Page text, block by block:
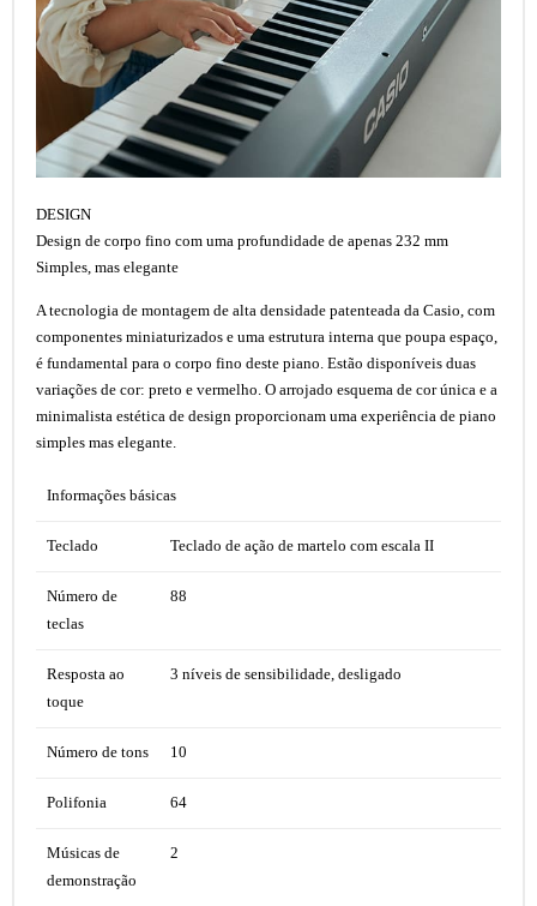
DESIGN
Design de corpo fino com uma profundidade de apenas 232 mm
Simples, mas elegante
A tecnologia de montagem de alta densidade patenteada da Casio, com
componentes miniaturizados e uma estrutura interna que poupa espaço,
é fundamental para o corpo fino deste piano. Estão disponíveis duas
variações de cor: preto e vermelho. O arrojado esquema de cor única e a
minimalista estética de design proporcionam uma experiência de piano
simples mas elegante.
Informações básicas
Teclado Teclado de ação de martelo com escala II
Número de
teclas
88
Resposta ao
toque
3 níveis de sensibilidade, desligado
Número de tons 10
Polifonia 64
Músicas de
demonstração
2